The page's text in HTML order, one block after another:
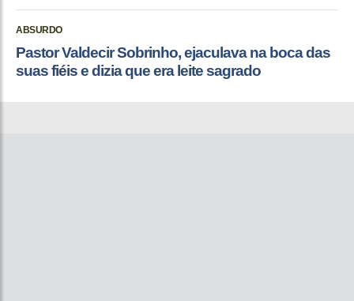
ABSURDO
Pastor Valdecir Sobrinho, ejaculava na boca das
suas fiéis e dizia que era leite sagrado